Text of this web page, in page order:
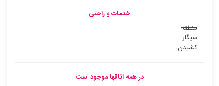
خدمات و راحتی
منطقه
سیگار
کشیدن
در همه اتاقها موجود است